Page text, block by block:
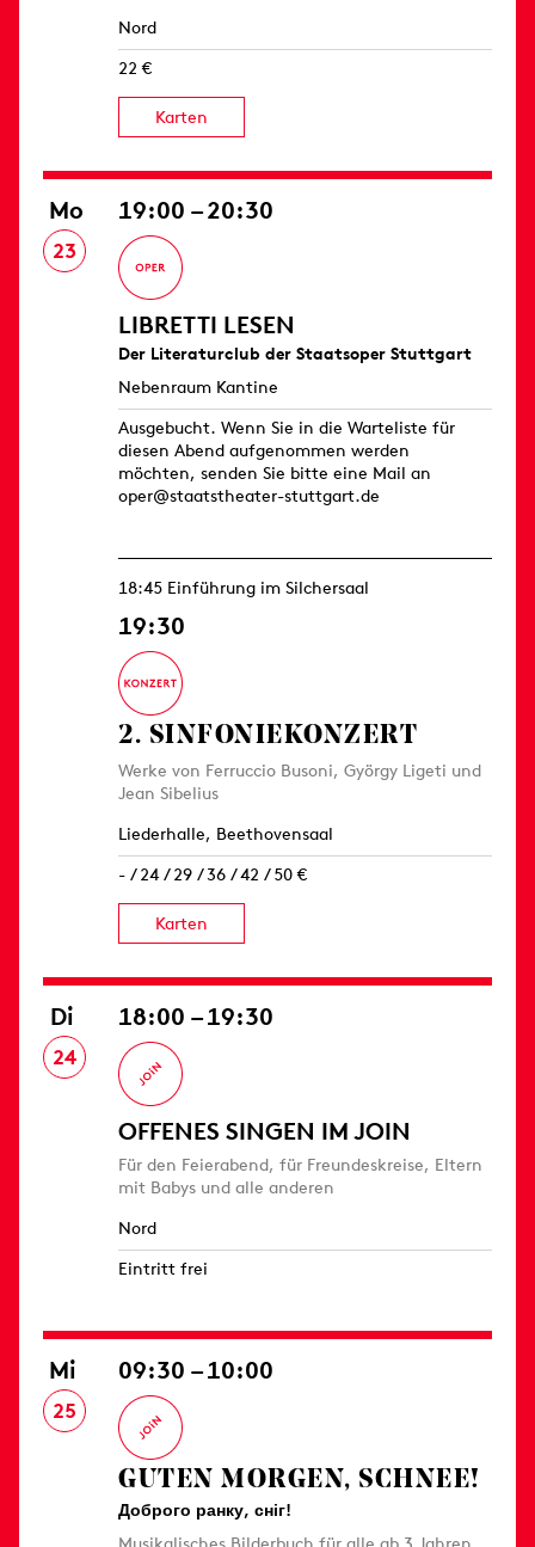
Nord
22 €
Karten
Mo
23
19:00 – 20:30
LIBRETTI LESEN
Der Literaturclub der Staatsoper Stuttgart
Nebenraum Kantine
Ausgebucht. Wenn Sie in die Warteliste für
diesen Abend aufgenommen werden
möchten, senden Sie bitte eine Mail an
oper@staatstheater-stuttgart.de
18:45 Einführung im Silchersaal
19:30
2. SINFONIE­KONZERT
Werke von Ferruccio Busoni, György Ligeti und
Jean Sibelius
Liederhalle, Beethovensaal
- / 24 / 29 / 36 / 42 / 50 €
Karten
Di
24
18:00 – 19:30
OFFENES SINGEN IM JOIN
Für den Feierabend, für Freundeskreise, Eltern
mit Babys und alle anderen
Nord
Eintritt frei
Mi
25
09:30 – 10:00
GUTEN MORGEN, SCHNEE!
Доброго ранку, сніг!